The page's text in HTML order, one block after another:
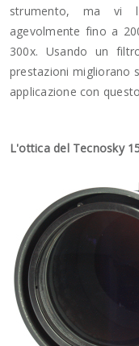
strumento, ma vi
agevolmente fino a
300x. Usando un
prestazioni migliorano
applicazione con
L'ottica del Tecnosky